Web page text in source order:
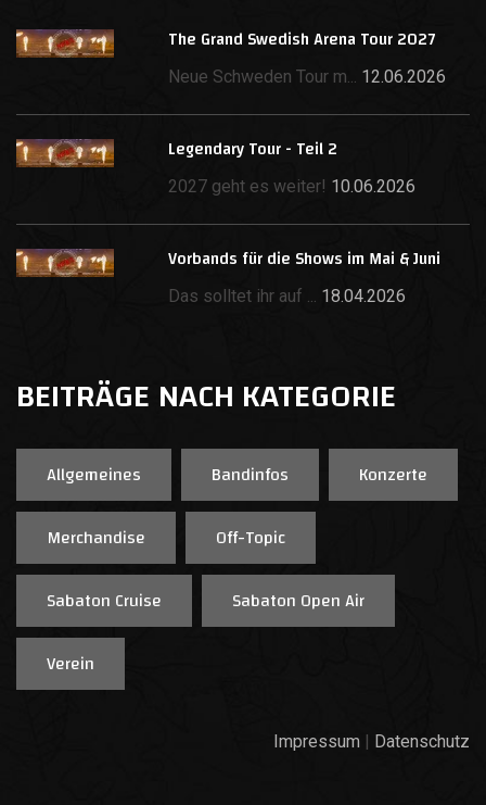
The Grand Swedish Arena Tour 2027
Neue Schweden Tour m... 12.06.2026
Legendary Tour - Teil 2
2027 geht es weiter! 10.06.2026
Vorbands für die Shows im Mai & Juni
Das solltet ihr auf ... 18.04.2026
BEITRÄGE NACH KATEGORIE
Allgemeines Bandinfos
Konzerte
Merchandise
Off-Topic
Sabaton Cruise
Sabaton Open Air
Verein
Impressum | Datenschutz